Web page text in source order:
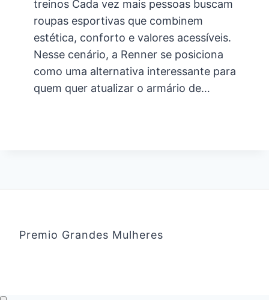
treinos Cada vez mais pessoas buscam
roupas esportivas que combinem
estética, conforto e valores acessíveis.
Nesse cenário, a Renner se posiciona
como uma alternativa interessante para
quem quer atualizar o armário de…
Premio Grandes Mulheres